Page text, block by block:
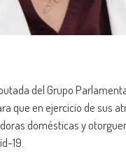
del Grupo
que en ejercicio de sus
domésticas y
19.